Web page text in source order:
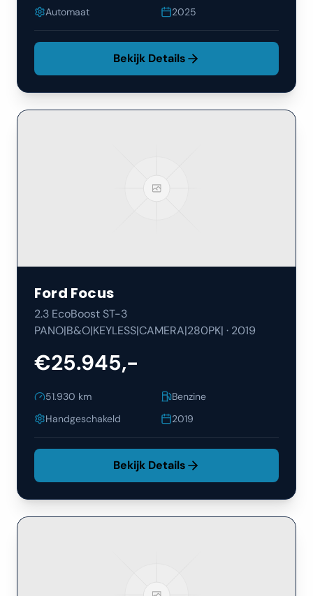
Automaat 2025
Bekijk Details
Ford Focus
2.3 EcoBoost ST-3
PANO|B&O|KEYLESS|CAMERA|280PK| · 2019
€25.945,-
51.930 km
Benzine
Handgeschakeld
2019
Bekijk Details